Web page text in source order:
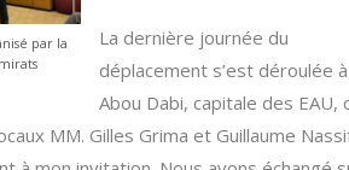
par la
La dernière journée du
déplacement s’est déroulée à
Abou Dabi, capitale des EAU,
MM. Gilles Grima et Guillaume